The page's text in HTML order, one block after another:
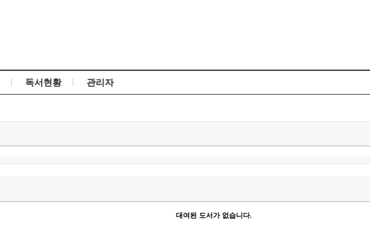
독서현황 관리자
대여된 도서가 없습니다.